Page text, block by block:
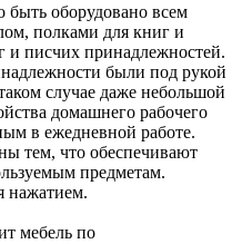
быть оборудовано всем
полками для книг и
и писчих принадлежностей.
были под рукой
случае даже небольшой
домашнего рабочего
в ежедневной работе.
тем, что обеспечивают
предметам.
нажатием.
мебель по